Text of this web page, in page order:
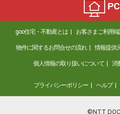
goo住宅・不動産とは お客さまご利用
物件に関するお問合せの流れ 情報提供
個人情報の取り扱いについて 消
プライバシーポリシー ヘルプ
©NTT